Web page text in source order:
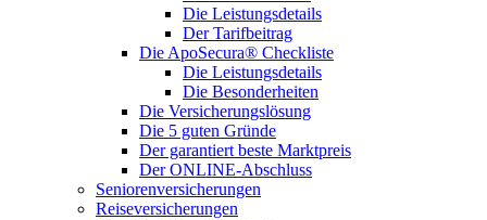
Die Leistungsdetails
Der Tarifbeitrag
Die ApoSecura® Checkliste
Die Leistungsdetails
Die Besonderheiten
Die Versicherungslösung
Die 5 guten Gründe
Der garantiert beste Marktpreis
Der ONLINE-Abschluss
Seniorenversicherungen
Reiseversicherungen